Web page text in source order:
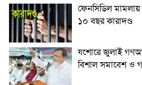
ফেনসিডিল
১০ বছর কারাদণ্ড
যশোরে জুলাই
বিশাল সমাবেশ ও